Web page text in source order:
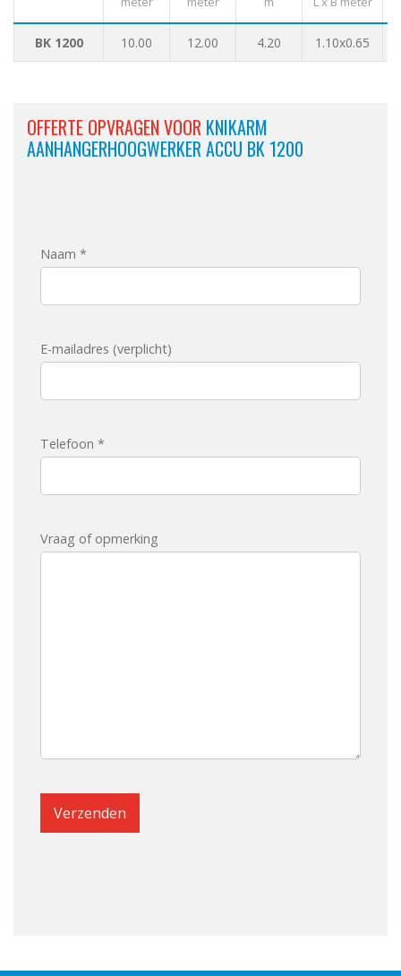
BK 1200 10.00 12.00 4.20 1.10x0.65
OFFERTE OPVRAGEN VOOR KNIKARM
AANHANGERHOOGWERKER ACCU BK 1200
Naam *
E-mailadres (verplicht)
Telefoon *
Vraag of opmerking